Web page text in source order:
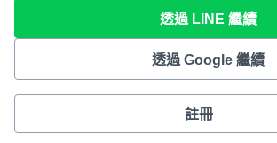
透過 LINE 繼續
透過 Google 繼續
註冊